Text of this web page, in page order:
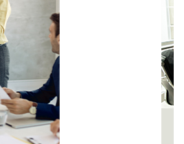
pouvez également acheter
afin de nous permettre de
Ou achetez plusieurs
même de construire
de formations qui ne seront
Après votre don, visitez
où nous publions